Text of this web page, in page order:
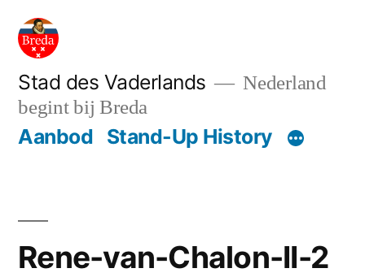
naar
inhoud
Stad des Vaderlands
Nederland
begint bij Breda
Aanbod Stand-Up History
Rene-van-Chalon-II-2